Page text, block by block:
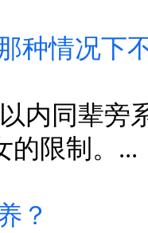
种情况下
同辈旁
的限制。...
？